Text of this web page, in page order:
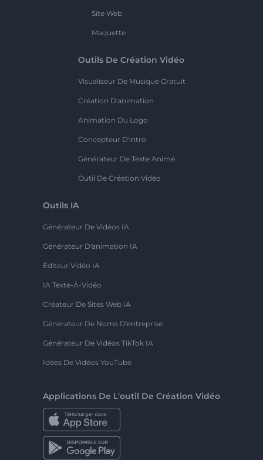
Site Web
Maquette
Outils De Création Vidéo
Visualiseur De Musique Gratuit
Création D'animation
Animation Du Logo
Concepteur D'intro
Générateur De Texte Animé
Outil De Création Vidéo
Outils IA
Générateur De Vidéos IA
Générateur D'animation IA
Éditeur Vidéo IA
IA Texte-À-Vidéo
Créateur De Sites Web IA
Générateur De Noms D'entreprise
Générateur De Vidéos TikTok IA
Idées De Vidéos YouTube
Applications De L'outil De Création Vidéo